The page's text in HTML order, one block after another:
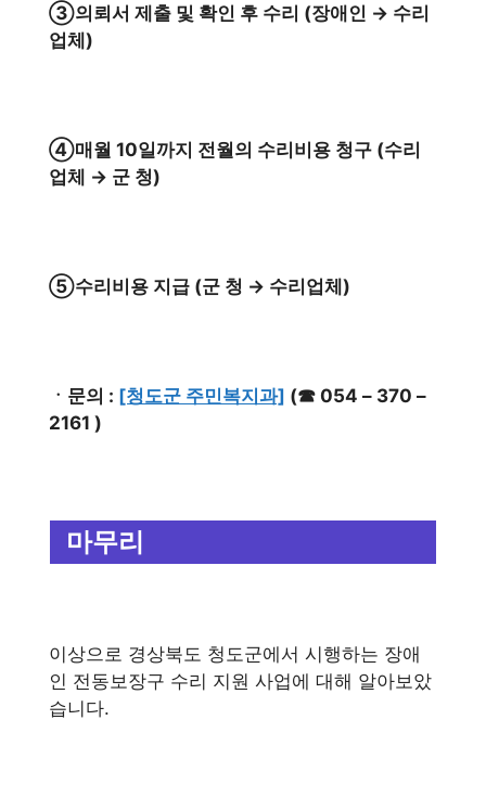
③의뢰서 제출 및 확인 후 수리 (장애인 → 수리
업체)
④매월 10일까지 전월의 수리비용 청구 (수리
업체 → 군 청)
⑤수리비용 지급 (군 청 → 수리업체)
ㆍ문의 : [청도군 주민복지과] (☎ 054 – 370 –
2161 )
마무리
이상으로 경상북도 청도군에서 시행하는 장애
인 전동보장구 수리 지원 사업에 대해 알아보았
습니다.